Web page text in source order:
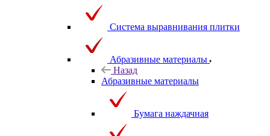
Система выравнивания плитки
Абразивные материалы
Назад
Абразивные материалы
Бумага наждачная